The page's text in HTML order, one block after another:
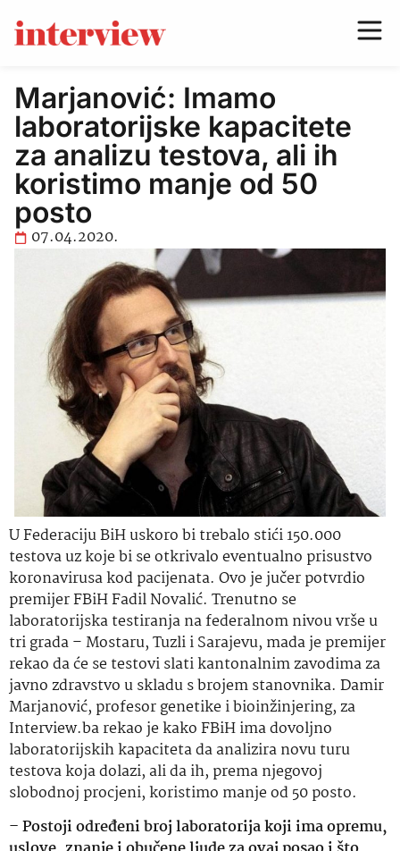
Marjanović: Imamo
laboratorijske kapacitete
za analizu testova, ali ih
koristimo manje od 50
posto
07.04.2020.
U Federaciju BiH uskoro bi trebalo stići 150.000
testova uz koje bi se otkrivalo eventualno prisustvo
koronavirusa kod pacijenata. Ovo je jučer potvrdio
premijer FBiH Fadil Novalić. Trenutno se
laboratorijska testiranja na federalnom nivou vrše u
tri grada – Mostaru, Tuzli i Sarajevu, mada je premijer
rekao da će se testovi slati kantonalnim zavodima za
javno zdravstvo u skladu s brojem stanovnika. Damir
Marjanović, profesor genetike i bioinžinjering, za
Interview.ba rekao je kako FBiH ima dovoljno
laboratorijskih kapaciteta da analizira novu turu
testova koja dolazi, ali da ih, prema njegovoj
slobodnoj procjeni, koristimo manje od 50 posto.
– Postoji određeni broj laboratorija koji ima opremu,